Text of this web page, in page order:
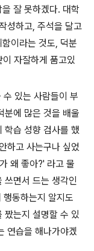
잘 못하겠다. 대학
성하고, 주석을 달고
이라는 것도, 덕분
자잘하게 품고있
있는 사람들이 부
분에 많은 것을 배울
학습 성향 검사를 했
하고 사는구나 싶었
왜 좋아?' 라고 물
쓰면서 드는 생각인
동하는지 알지도
짰는지 설명할 수 있
연습을 해나가야겠